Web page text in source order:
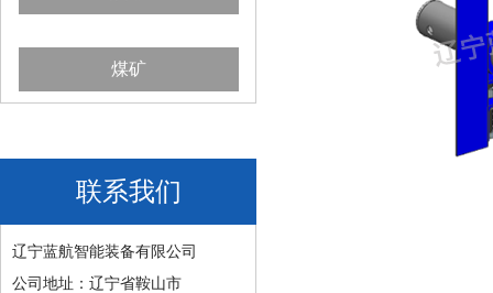
煤矿
联系我们
辽宁蓝航智能装备有限公司
公司地址：辽宁省鞍山市